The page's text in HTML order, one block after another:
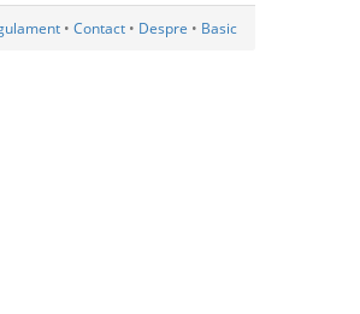
• Contact • Despre • Basic